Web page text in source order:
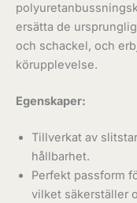
ersätta de
och schackel, och
körupplevelse.
Egenskaper:
Tillverkat av
hållbarhet.
Perfekt passform
vilket säkerställer